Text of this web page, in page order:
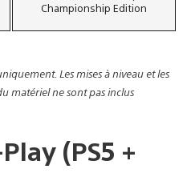
Championship Edition
Les mises à niveau et les
matériel ne sont pas inclus
(PS5 +